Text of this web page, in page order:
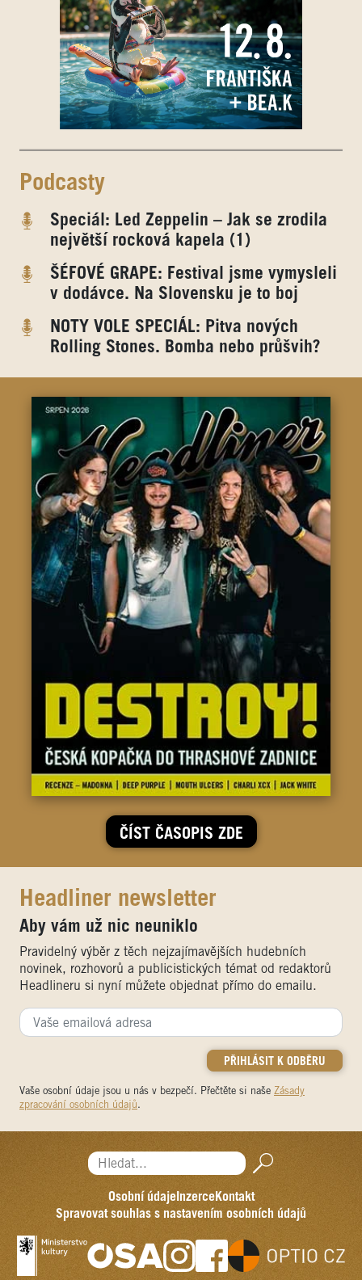
Podcasty
Speciál: Led Zeppelin – Jak se zrodila
největší rocková kapela (1)
ŠÉFOVÉ GRAPE: Festival jsme vymysleli
v dodávce. Na Slovensku je to boj
NOTY VOLE SPECIÁL: Pitva nových
Rolling Stones. Bomba nebo průšvih?
ČÍST ČASOPIS ZDE
Headliner newsletter
Aby vám už nic neuniklo
Pravidelný výběr z těch nejzajímavějších hudebních
novinek, rozhovorů a publicistických témat od redaktorů
Headlineru si nyní můžete objednat přímo do emailu.
Vaše osobní údaje jsou u nás v bezpečí. Přečtěte si naše Zásady
zpracování osobních údajů.
Hledat...
Osobní údajeInzerceKontakt
Spravovat souhlas s nastavením osobních údajů